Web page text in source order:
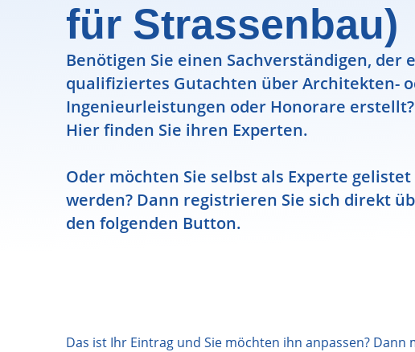
für Strassenbau)
Benötigen Sie einen Sachverständigen, der
qualifiziertes Gutachten über Architekten-
Ingenieurleistungen oder Honorare erstellt?
Hier finden Sie ihren Experten.
Oder möchten Sie selbst als Experte gelistet
werden? Dann registrieren Sie sich direkt
den folgenden Button.
Das ist Ihr Eintrag und Sie möchten ihn anpassen? Dann